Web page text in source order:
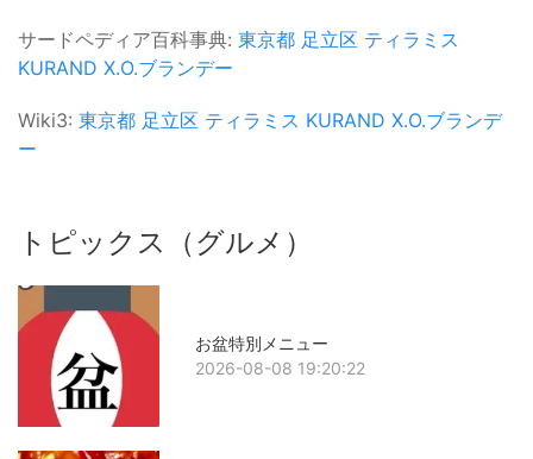
サードペディア百科事典: 東京都 足立区 ティラミス
KURAND X.O.ブランデー
Wiki3: 東京都 足立区 ティラミス KURAND X.O.ブランデ
ー
トピックス（グルメ）
お盆特別メニュー
2026-08-08 19:20:22